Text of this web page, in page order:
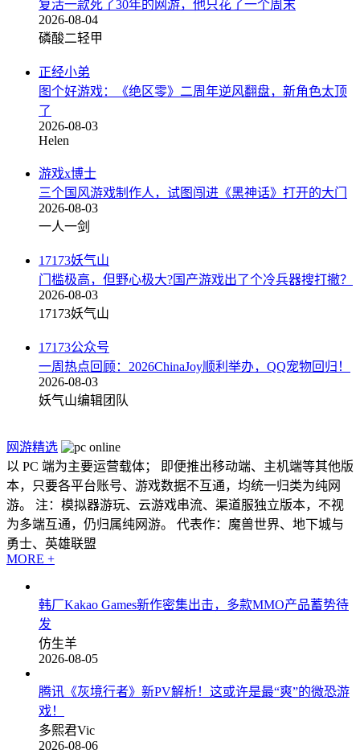
复活一款死了30年的网游，他只花了一个周末
2026-08-04
磷酸二轻甲
正经小弟
图个好游戏：《绝区零》二周年逆风翻盘，新角色太顶
了
2026-08-03
Helen
游戏x博士
三个国风游戏制作人，试图闯进《黑神话》打开的大门
2026-08-03
一人一剑
17173妖气山
门槛极高，但野心极大?国产游戏出了个冷兵器搜打撤？
2026-08-03
17173妖气山
17173公众号
一周热点回顾：2026ChinaJoy顺利举办，QQ宠物回归！
2026-08-03
妖气山编辑团队
网游精选
以 PC 端为主要运营载体； 即便推出移动端、主机端等其他版
本，只要各平台账号、游戏数据不互通，均统一归类为纯网
游。 注：模拟器游玩、云游戏串流、渠道服独立版本，不视
为多端互通，仍归属纯网游。 代表作：魔兽世界、地下城与
勇士、英雄联盟
MORE +
韩厂Kakao Games新作密集出击，多款MMO产品蓄势待
发
仿生羊
2026-08-05
腾讯《灰境行者》新PV解析！这或许是最“爽”的微恐游
戏！
多熙君Vic
2026-08-06